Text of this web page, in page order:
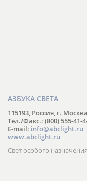
АЗБУКА СВЕТА
115193, Россия, г.
Тел./Факс.: (800) 555-41-
E-mail: info@abclight.ru
www.abclight.ru
Свет особого назначения